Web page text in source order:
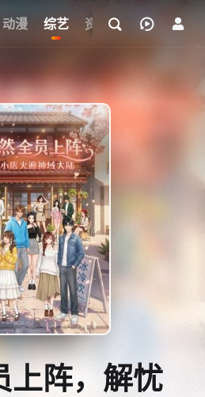
动漫 综艺 资讯
上阵，解忧